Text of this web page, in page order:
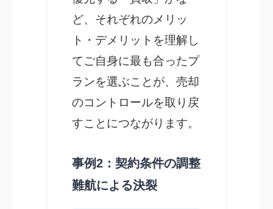
ど、それぞれのメリッ
ト・デメリットを理解し
てご自身に最も合ったプ
ランを選ぶことが、売却
のコントロールを取り戻
すことにつながります。
事例2：契約条件の調整
難航による決裂